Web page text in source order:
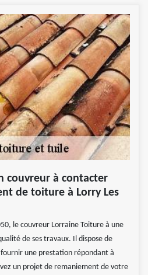
couvreur à contacter
de toiture à Lorry Les
le couvreur Lorraine Toiture à une
de ses travaux. Il dispose de
une prestation répondant à
un projet de remaniement de votre